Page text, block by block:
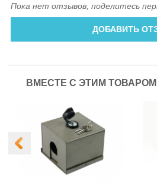
Пока нет отзывов, поделитесь
ДОБАВИТЬ
ВМЕСТЕ С ЭТИМ